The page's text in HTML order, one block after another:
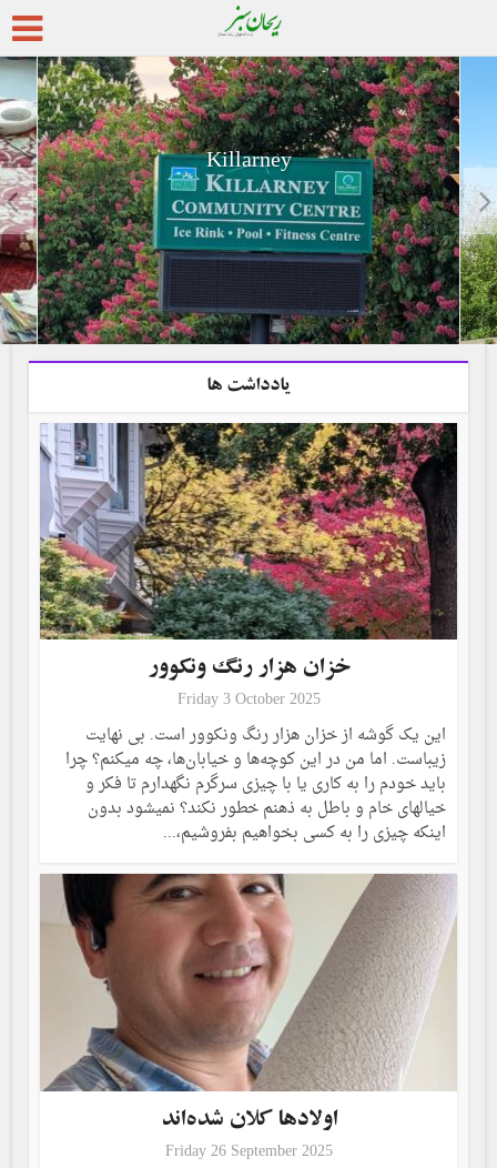
Killarney
یادداشت ها
خزان هزار رنگ ونکوور
Friday 3 October 2025
این یک گوشه از خزان هزار رنگ ونکوور است. بی نهایت
زیباست. اما من در این کوچه‌ها و خیابان‌ها، چه میکنم؟ چرا
باید خودم را به کاری یا با چیزی سرگرم نگهدارم تا فکر و
خیالهای خام و باطل به ذهنم خطور نکند؟ نمیشود بدون
اینکه چیزی را به کسی بخواهیم بفروشیم،...
اولادها کلان شده‌اند
Friday 26 September 2025